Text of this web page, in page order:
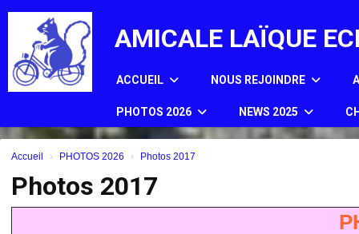
AMICALE LAÏQUE
ACCUEIL NOUS REJOINDRE
PHOTOS 2026 NEWS 2025
Accueil PHOTOS 2026 Photos 2017
Photos 2017